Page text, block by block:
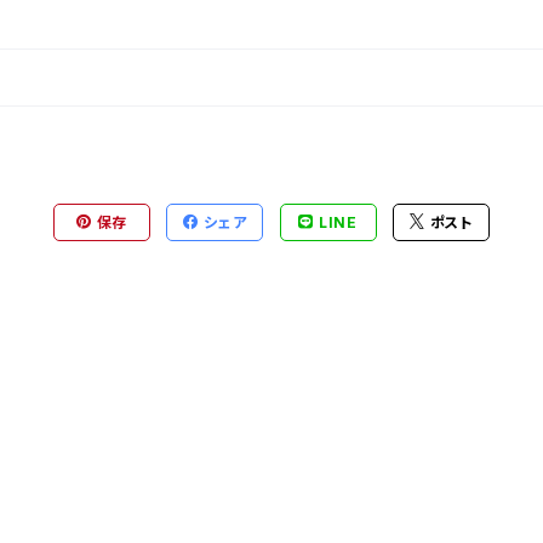
保存 シェア LINE ポスト